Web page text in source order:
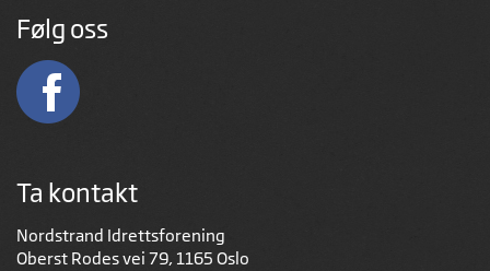
Følg oss
Ta kontakt
Nordstrand Idrettsforening
Oberst Rodes vei 79, 1165 Oslo